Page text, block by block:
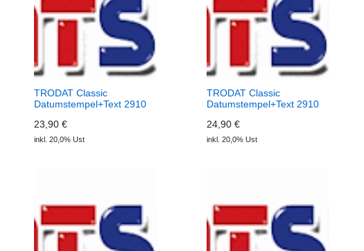
TRODAT Classic
Datumstempel+Text 2910
23,90 €
inkl. 20,0% Ust
TRODAT Classic
Datumstempel+Text 2910
24,90 €
inkl. 20,0% Ust